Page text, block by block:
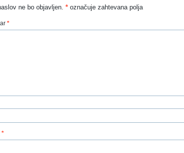
ne bo objavljen. * označuje zahtevana polja
*
*